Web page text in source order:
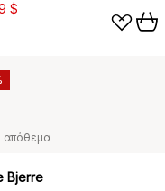
$
απόθεμα
Bjerre